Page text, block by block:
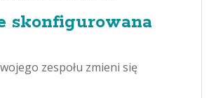
skonfigurowana
zespołu zmieni się